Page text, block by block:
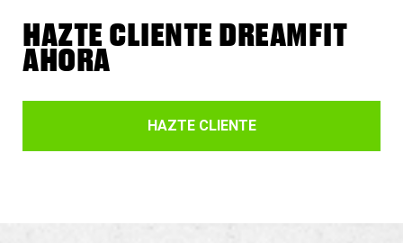
HAZTE CLIENTE DREAMFIT
AHORA
HAZTE CLIENTE